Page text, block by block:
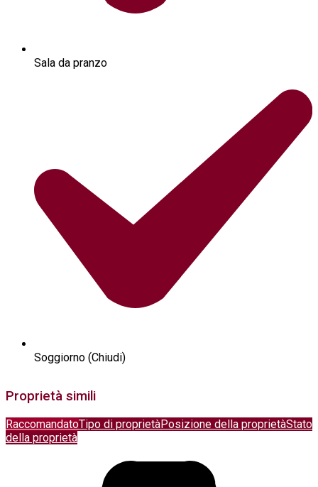
Sala da pranzo
Soggiorno (Chiudi)
Proprietà simili
RaccomandatoTipo di proprietàPosizione della proprietàStato
della proprietà